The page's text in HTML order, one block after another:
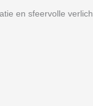
en sfeervolle